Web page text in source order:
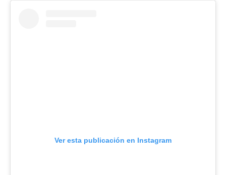
Ver esta publicación en Instagram